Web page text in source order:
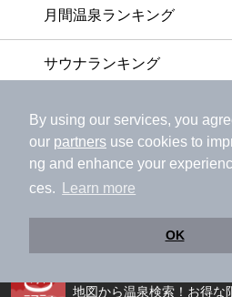
By using our services, you
our partners use cookies to
ng and enhance your
ces.
Learn more
OK
月間温泉ランキング
サウナランキング
ニフティ温泉公式アカウン
おトク情報やクーポン情
地図から温泉検索！お得な